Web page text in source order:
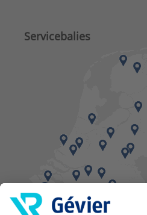
Servicebalies
Vind een balie in de buurt